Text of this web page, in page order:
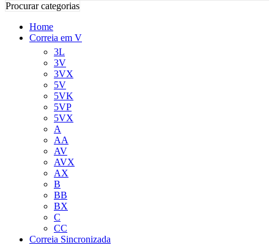
Procurar categorias
Home
Correia em V
3L
3V
3VX
5V
5VK
5VP
5VX
A
AA
AV
AVX
AX
B
BB
BX
C
CC
Correia Sincronizada